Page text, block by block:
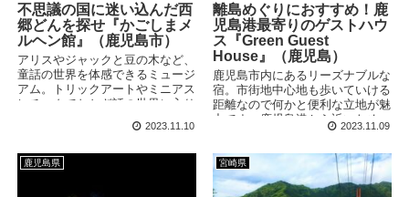
不思議の国に迷い込んだ西
郷どんを探せ『かごしまメ
ルヘン館』（鹿児島市）
アリスやジャックと豆の木など、
童話の世界を体感できるミュージ
アム。トリックアートやミニアス
レチックでおとぎ話の世界に入り
んなファンタジックな世界にまぎ
いました・・・！ 訪問日：
2023.11.10
離島めぐりにおすすめ！鹿
児島港最寄りのゲストハウ
ス『Green Guest
House』（鹿児島）
鹿児島市内にあるリーズナブルな
宿。市街地中心地も歩いていける
距離なので何かと便利な立地が魅
力です。鹿児島港から近いため、
屋久島や桜島、さらにはトカラ列
前泊におおすすめです。
2023.11.09
鹿児島県 宮崎県